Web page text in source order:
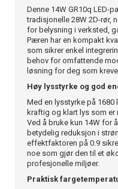
Denne 14W GR10q LED-
tradisjonelle 28W 2D-rør,
for belysning i verksted,
Pæren har en kompakt
som sikrer enkel
behov for omfattende
løsning for deg som
Høy lysstyrke og god
Med en lysstyrke på
kraftig og klart lys som
Ved å bruke kun 14W for
betydelig reduksjon i
effektfaktoren på 0.9
noe som gjør den til et
profesjonelle miljøer.
Praktisk